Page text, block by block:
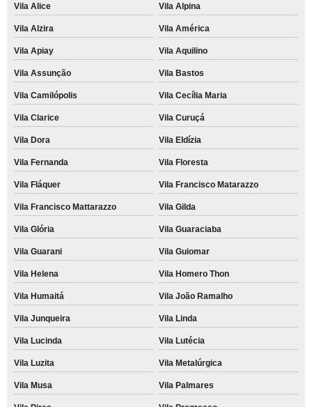
Vila Alice Vila Alpina
Vila Alzira Vila América
Vila Apiay Vila Aquilino
Vila Assunção Vila Bastos
Vila Camilópolis Vila Cecília Maria
Vila Clarice Vila Curuçá
Vila Dora Vila Eldízia
Vila Fernanda Vila Floresta
Vila Fláquer Vila Francisco Matarazzo
Vila Francisco Mattarazzo Vila Gilda
Vila Glória Vila Guaraciaba
Vila Guarani Vila Guiomar
Vila Helena Vila Homero Thon
Vila Humaitá Vila João Ramalho
Vila Junqueira Vila Linda
Vila Lucinda Vila Lutécia
Vila Luzita Vila Metalúrgica
Vila Musa Vila Palmares